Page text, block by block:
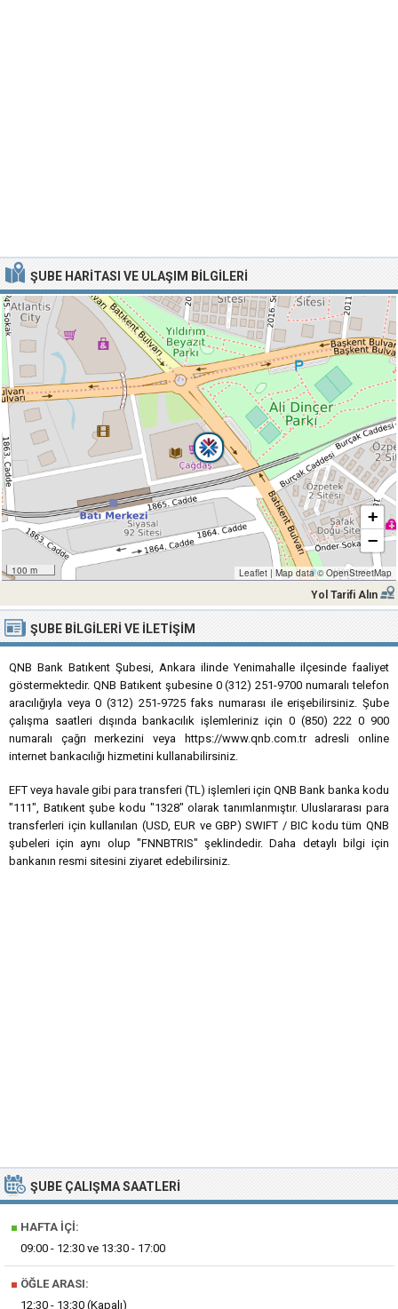
ŞUBE HARITASI VE ULAŞIM BILGILERI
100 m
+
−
Leaflet | Map data ©OpenStreetMap
Yol Tarifi Alın
ŞUBE BILGILERI VE İLETIŞIM
QNB Bank Batıkent Şubesi, Ankara ilinde Yenimahalle ilçesinde faaliyet
göstermektedir. QNB Batıkent şubesine 0 (312) 251-9700 numaralı telefon
aracılığıyla veya 0 (312) 251-9725 faks numarası ile erişebilirsiniz. Şube
çalışma saatleri dışında bankacılık işlemleriniz için 0 (850) 222 0 900
numaralı çağrı merkezini veya https://www.qnb.com.tr adresli online
internet bankacılığı hizmetini kullanabilirsiniz.
EFT veya havale gibi para transferi (TL) işlemleri için QNB Bank banka kodu
"111", Batıkent şube kodu "1328" olarak tanımlanmıştır. Uluslararası para
transferleri için kullanılan (USD, EUR ve GBP) SWIFT / BIC kodu tüm QNB
şubeleri için aynı olup "FNNBTRIS" şeklindedir. Daha detaylı bilgi için
bankanın resmi sitesini ziyaret edebilirsiniz.
ŞUBE ÇALIŞMA SAATLERI
■ HAFTA İÇI:
09:00 - 12:30 ve 13:30 - 17:00
■ ÖĞLE ARASI:
12:30 - 13:30 (Kapalı)